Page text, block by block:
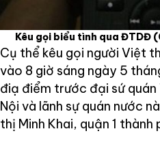
Kêu gọi biểu tình qua ĐTDĐ
Cụ thể kêu gọi người Việt
vào 8 giờ sáng ngày 5
điạ điểm trước đại sứ quán
Nội và lãnh sự quán nước
thị Minh Khai, quận 1 thành